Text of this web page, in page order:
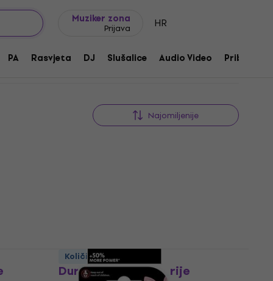
Muziker zona
Prijava HR
PA Rasvjeta DJ Slušalice Audio Video Pribor
Najomiljenije
Duracell LR44 Baterije
Količinski popust